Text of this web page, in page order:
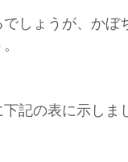
しょうが、かぼ
記の表に示しま